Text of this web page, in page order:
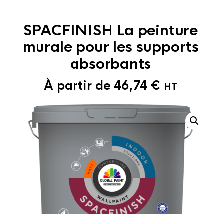
SPACFINISH La peinture
murale pour les supports
absorbants
À partir de 46,74 € HT